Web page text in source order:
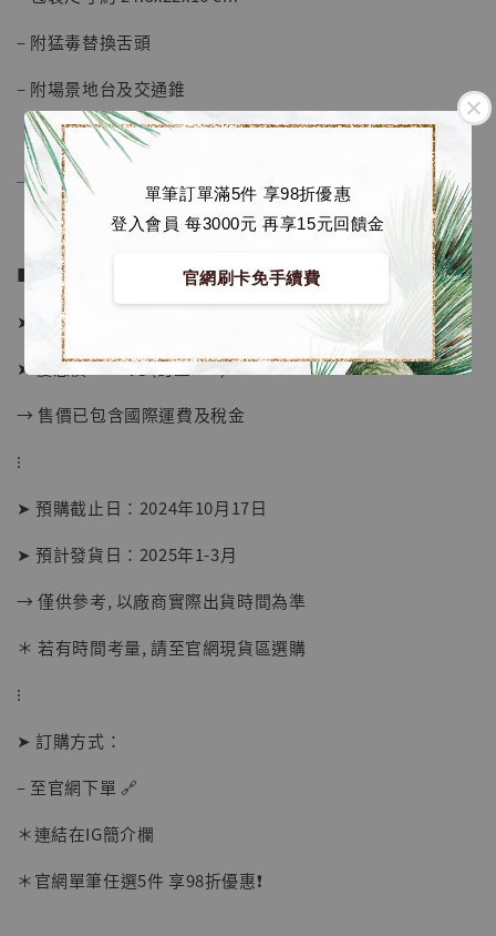
單筆訂單滿5件 享98折優惠
登入會員 每3000元 再享15元回饋金
官網刷卡免手續費
【現貨】BJSTUDIO 1/6系列可動蒐藏人偶 讓
子彈飛 鵝城縣長 張麻子 [BK01]
NT$ 4,980
NT$ 5,300
– 附猛毒替換舌頭
– 附場景地台及交通錐
──────────────
■ 販售資訊：
➤ 建議售價 2500元
➤ 優惠價 1950元 (訂金500)
→ 售價已包含國際運費及稅金
⁝
➤ 預購截止日：2024年10月17日
➤ 預計發貨日：2025年1-3月
→ 僅供參考, 以廠商實際出貨時間為準
＊ 若有時間考量, 請至官網現貨區選購
⁝
➤ 訂購方式：
– 至官網下單 🔗
＊連結在IG簡介欄
＊官網單筆任選5件 享98折優惠❗️